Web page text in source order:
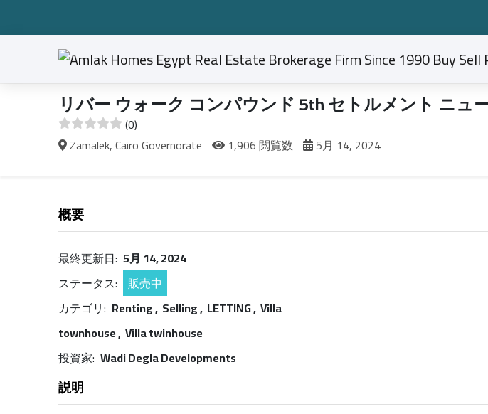
リバー ウォーク コンパウンド 5th セトルメント ニ
(0)
Zamalek, Cairo Governorate
1,906 閲覧数 5月 14, 2024
概要
最終更新日: 5月 14, 2024
ステータス: 販売中
カテゴリ: Renting , Selling , LETTING , Villa
townhouse , Villa twinhouse
投資家: Wadi Degla Developments
説明